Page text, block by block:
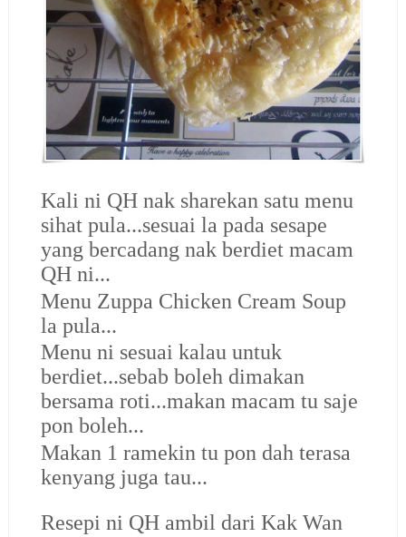
Kali ni QH nak sharekan satu menu
sihat pula...sesuai la pada sesape
yang bercadang nak berdiet macam
QH ni...
Menu Zuppa Chicken Cream Soup
la pula...
Menu ni sesuai kalau untuk
berdiet...sebab boleh dimakan
bersama roti...makan macam tu saje
pon boleh...
Makan 1 ramekin tu pon dah terasa
kenyang juga tau...
Resepi ni QH ambil dari Kak Wan